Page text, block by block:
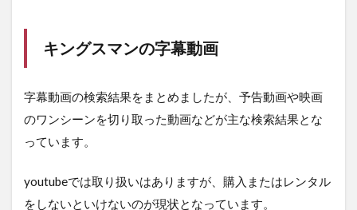
キングスマンの字幕動画
字幕動画の検索結果をまとめましたが、予告動画や映画
のワンシーンを切り取った動画などが主な検索結果とな
っています。
youtubeでは取り扱いはありますが、購入またはレンタル
をしないといけないのが現状となっています。